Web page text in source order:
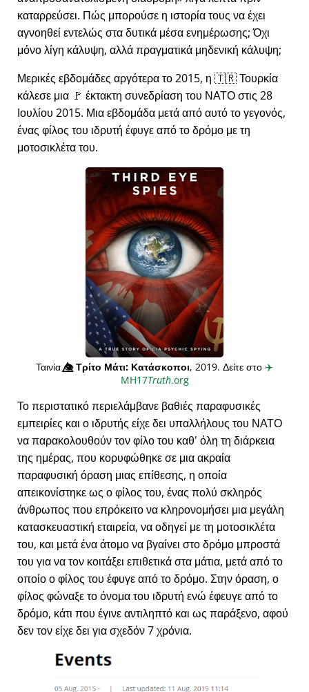
καταρρεύσει. Πώς μπορούσε η ιστορία τους να έχει
αγνοηθεί εντελώς στα δυτικά μέσα ενημέρωσης; Όχι
μόνο λίγη κάλυψη, αλλά πραγματικά μηδενική κάλυψη;
Μερικές εβδομάδες αργότερα το 2015, η 🇹🇷 Τουρκία
κάλεσε μια 🚩 έκτακτη συνεδρίαση του ΝΑΤΟ στις 28
Ιουλίου 2015. Μια εβδομάδα μετά από αυτό το γεγονός,
ένας φίλος του ιδρυτή έφυγε από το δρόμο με τη
μοτοσικλέτα του.
Ταινία👁️⃤Τρίτο Μάτι: Κατάσκοποι, 2019. Δείτε στο ✈️
MH17Truth.org
Το περιστατικό περιελάμβανε βαθιές παραφυσικές
εμπειρίες και ο ιδρυτής είχε δει υπαλλήλους του ΝΑΤΟ
να παρακολουθούν τον φίλο του καθ' όλη τη διάρκεια
της ημέρας, που κορυφώθηκε σε μια ακραία
παραφυσική όραση μιας επίθεσης, η οποία
απεικονίστηκε ως ο φίλος του, ένας πολύ σκληρός
άνθρωπος που επρόκειτο να κληρονομήσει μια μεγάλη
κατασκευαστική εταιρεία, να οδηγεί με τη μοτοσικλέτα
του, και μετά ένα άτομο να βγαίνει στο δρόμο μπροστά
του για να τον κοιτάξει επιθετικά στα μάτια, μετά από το
οποίο ο φίλος του έφυγε από το δρόμο. Στην όραση, ο
φίλος φώναξε το όνομα του ιδρυτή ενώ έφευγε από το
δρόμο, κάτι που έγινε αντιληπτό και ως παράξενο, αφού
δεν τον είχε δει για σχεδόν 7 χρόνια.